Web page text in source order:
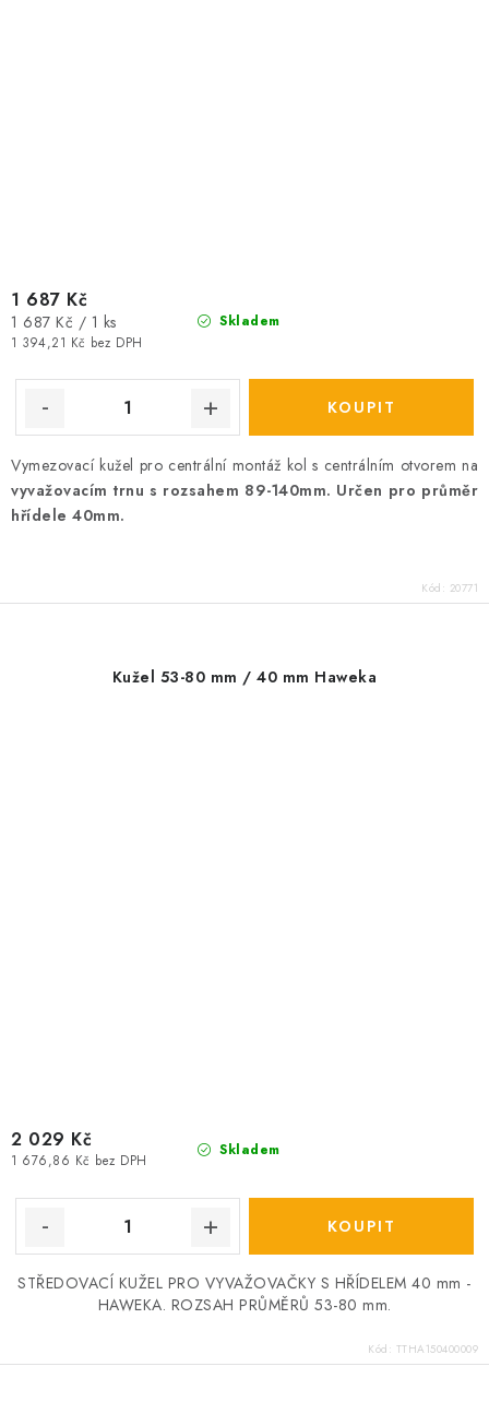
Skladem
1 394,21 Kč bez DPH
1 687 Kč
Měrná
cena:
1 687 Kč / 1 ks
Vymezovací kužel pro centrální montáž kol s centrálním otvorem na
vyvažovacím trnu s rozsahem 89-140mm. Určen pro průměr
hřídele 40mm.
Kód: 20771
Kužel 53-80 mm / 40 mm Haweka
Skladem
1 676,86 Kč bez DPH
2 029 Kč
STŘEDOVACÍ KUŽEL PRO VYVAŽOVAČKY S HŘÍDELEM 40 mm -
HAWEKA. ROZSAH PRŮMĚRŮ 53-80 mm.
Kód: TTHA150400009